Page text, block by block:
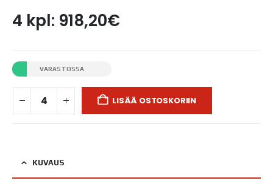
4 kpl: 918,20€
VARASTOSSA
LISÄÄ OSTOSKORIIN
KUVAUS